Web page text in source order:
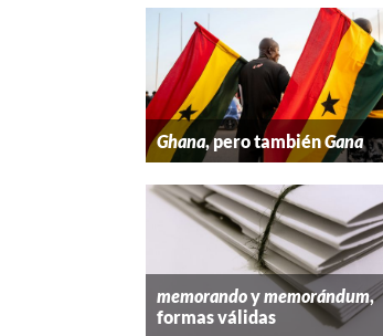
Ghana, pero tambiénGana
memorandoymemorándum,
formas válidas